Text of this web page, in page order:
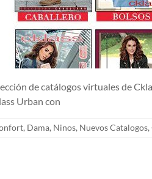
de catálogos virtuales de
Urban con
, Dama, Ninos, Nuevos Catalogos,